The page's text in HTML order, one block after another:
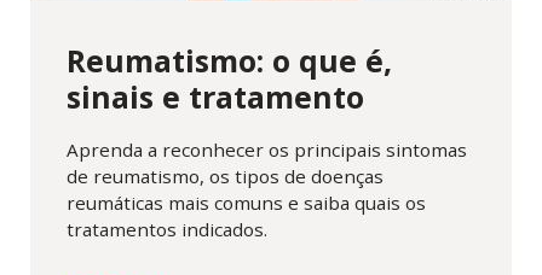
Reumatismo: o que é,
sinais e tratamento
Aprenda a reconhecer os principais sintomas
de reumatismo, os tipos de doenças
reumáticas mais comuns e saiba quais os
tratamentos indicados.